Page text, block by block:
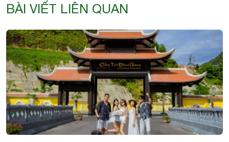
BÀI VIẾT LIÊN QUAN